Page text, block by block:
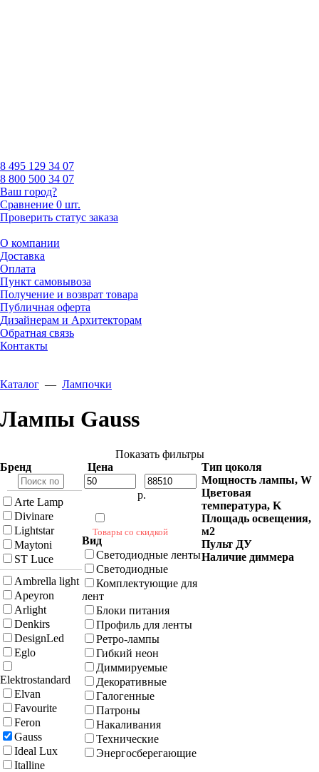
8 495 129 34 07
8 800 500 34 07
Ваш город?
Сравнение 0 шт.
Проверить статус заказа
О компании
Доставка
Оплата
Пункт самовывоза
Получение и возврат товара
Публичная оферта
Дизайнерам и Архитекторам
Обратная связь
Контакты
Каталог — Лампочки
Лампы Gauss
Показать фильтры
Бренд
Arte Lamp
Divinare
Lightstar
Maytoni
ST Luce
Ambrella light
Apeyron
Arlight
Denkirs
DesignLed
Eglo
Elektrostandard
Elvan
Favourite
Feron
Gauss
Ideal Lux
Italline
Цена
р.
Товары со скидкой
Вид
Светодиодные ленты
Светодиодные
Комплектующие для
лент
Блоки питания
Профиль для ленты
Ретро-лампы
Гибкий неон
Диммируемые
Декоративные
Галогенные
Патроны
Накаливания
Технические
Энергосберегающие
Тип цоколя
Мощность лампы, W
Цветовая
температура, K
Площадь освещения,
м2
Пульт ДУ
Наличие диммера